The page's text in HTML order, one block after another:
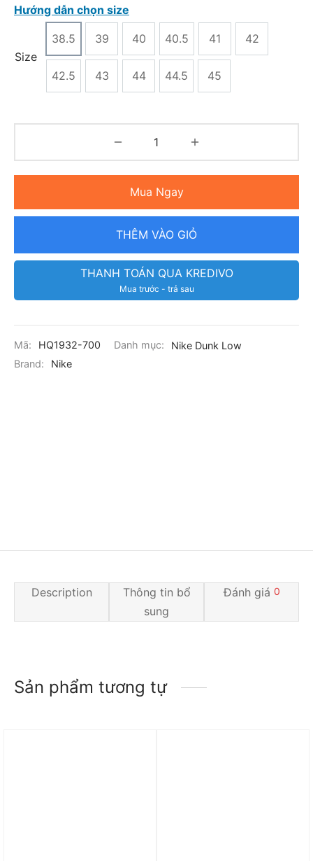
Hướng dẫn chọn size
Size
38.5 39 40 40.5 41 42
42.5 43 44 44.5 45
Mua Ngay
THÊM VÀO GIỎ
THANH TOÁN QUA KREDIVO
Mua trước - trả sau
Mã: HQ1932-700 Danh mục:
Nike Dunk Low
Brand:
Nike
Description
Thông tin bổ
sung
Đánh giá 0
Sản phẩm tương tự